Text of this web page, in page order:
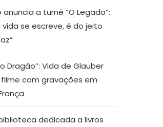
a turnê “O Legado”:
vida se escreve, é do jeito
Dragão”: Vida de Glauber
filme com gravações em
dedicada a livros